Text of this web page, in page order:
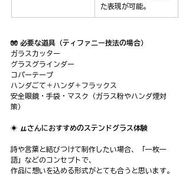
た表現が可能。
🧤 必要な道具（ティファニー技法の場合）
ガラスカッター
グラスグラインダー
コパーテープ
ハンダごて＋ハンダ＋フラックス
安全眼鏡・手袋・マスク（ガラス粉やハンダ煙対
策）
☀️ μさんにおすすめのステンドグラス体験
詩や言葉と結びつけて制作したい場合、「一枚一
語」などのコンセプトで、
作品に想いを込める形式がとても合うと思います。